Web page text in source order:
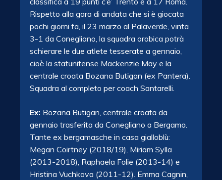
Rispetto alla gara di andata che si è giocata
pochi giorni fa, il 23 marzo al Palaverde, vinta
3-1 da Conegliano, la squadra orobica potrà
schierare le due atlete tesserate a gennaio,
cioè la statunitense Mackenzie May e la
centrale croata Bozana Butigan (ex Pantera).
Squadra al completo per coach Santarelli.
Ex: Bozana Butigan, centrale croata da
gennaio trasferita da Conegliano a Bergamo.
Tante ex bergamasche in casa gialloblù:
Megan Coirtney (2018/19), Miriam Sylla
(2013-2018), Raphaela Folie (2013-14) e
Hristina Vuchkova (2011-12). Emma Cagnin,